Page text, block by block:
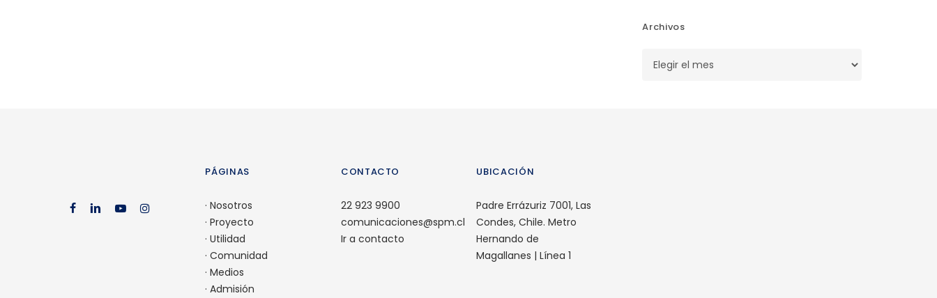
Archivos
facebook
linkedin
youtube
instagram
PÁGINAS
·Nosotros
·Proyecto
·Utilidad
·Comunidad
·Medios
·Admisión
CONTACTO
22 923 9900
comunicaciones@spm.cl
Ir a contacto
UBICACIÓN
Padre Errázuriz 7001, Las
Condes, Chile. Metro
Hernando de
Magallanes | Línea 1